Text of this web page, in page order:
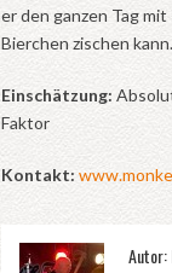
er den ganzen Tag
Bierchen zischen kann.
Einschätzung:
Faktor
Kontakt:
Autor: